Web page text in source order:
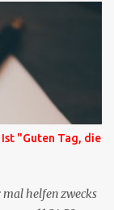
Weitere
Seite oder hier
aus
so nur an einer
"Guten Tag, die
helfen zwecks